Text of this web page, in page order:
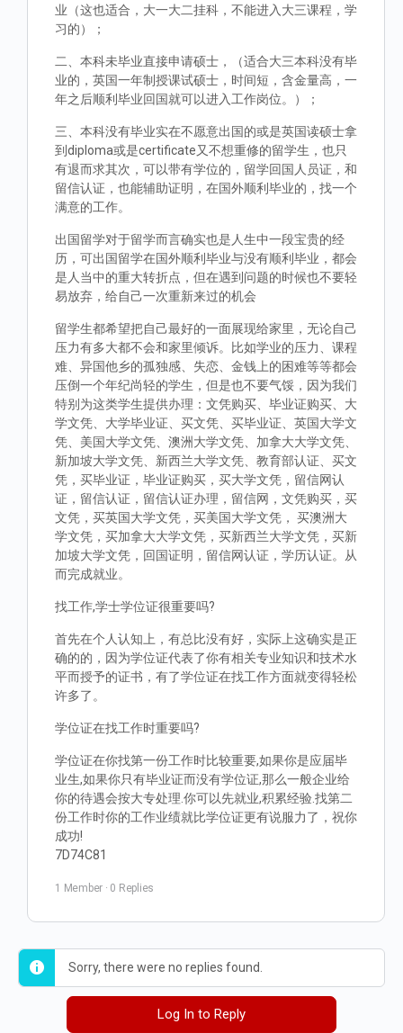
业（这也适合，大一大二挂科，不能进入大三课程，学
习的）；
二、本科未毕业直接申请硕士，（适合大三本科没有毕
业的，英国一年制授课试硕士，时间短，含金量高，一
年之后顺利毕业回国就可以进入工作岗位。）；
三、本科没有毕业实在不愿意出国的或是英国读硕士拿
到diploma或是certificate又不想重修的留学生，也只
有退而求其次，可以带有学位的，留学回国人员证，和
留信认证，也能辅助证明，在国外顺利毕业的，找一个
满意的工作。
出国留学对于留学而言确实也是人生中一段宝贵的经
历，可出国留学在国外顺利毕业与没有顺利毕业，都会
是人当中的重大转折点，但在遇到问题的时候也不要轻
易放弃，给自己一次重新来过的机会
留学生都希望把自己最好的一面展现给家里，无论自己
压力有多大都不会和家里倾诉。比如学业的压力、课程
难、异国他乡的孤独感、失恋、金钱上的困难等等都会
压倒一个年纪尚轻的学生，但是也不要气馁，因为我们
特别为这类学生提供办理：文凭购买、毕业证购买、大
学文凭、大学毕业证、买文凭、买毕业证、英国大学文
凭、美国大学文凭、澳洲大学文凭、加拿大大学文凭、
新加坡大学文凭、新西兰大学文凭、教育部认证、买文
凭，买毕业证，毕业证购买，买大学文凭，留信网认
证，留信认证，留信认证办理，留信网，文凭购买，买
文凭，买英国大学文凭，买美国大学文凭， 买澳洲大
学文凭，买加拿大大学文凭，买新西兰大学文凭，买新
加坡大学文凭，回国证明，留信网认证，学历认证。从
而完成就业。
找工作,学士学位证很重要吗?
首先在个人认知上，有总比没有好，实际上这确实是正
确的的，因为学位证代表了你有相关专业知识和技术水
平而授予的证书，有了学位证在找工作方面就变得轻松
许多了。
学位证在找工作时重要吗?
学位证在你找第一份工作时比较重要,如果你是应届毕
业生,如果你只有毕业证而没有学位证,那么一般企业给
你的待遇会按大专处理.你可以先就业,积累经验.找第二
份工作时你的工作业绩就比学位证更有说服力了，祝你
成功!
7D74C81
1 Member · 0 Replies
Sorry, there were no replies found.
Log In to Reply